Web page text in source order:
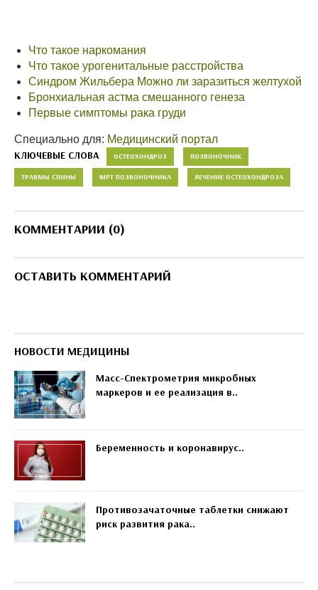
Что такое наркомания
Что такое урогенитальные расстройства
Синдром Жильбера Можно ли заразиться желтухой
Бронхиальная астма смешанного генеза
Первые симптомы рака груди
Специально для: Медицинский портал
КЛЮЧЕВЫЕ СЛОВА ОСТЕОХОНДРОЗ ПОЗВОНОЧНИК
ТРАВМЫ СПИНЫ МРТ ПОЗВОНОЧНИКА ЛЕЧЕНИЕ ОСТЕОХОНДРОЗА
КОММЕНТАРИИ (0)
ОСТАВИТЬ КОММЕНТАРИЙ
НОВОСТИ МЕДИЦИНЫ
Масс-Спектрометрия микробных
маркеров и ее реализация в..
Беременность и коронавирус..
Противозачаточные таблетки снижают
риск развития рака..